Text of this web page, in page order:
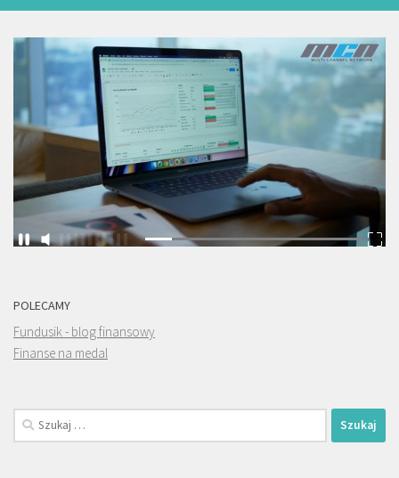
POLECAMY
Fundusik - blog finansowy
Finanse na medal
Szukaj: